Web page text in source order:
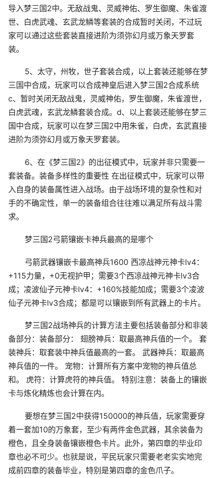
导入梦三国2中。无敌战鬼、灵威神佑、罗生御魔、朱雀渡
世、白虎武魂、玄武龙鳞等套装的合成暂时关闭，不过玩
家可以通过这些套装直接进阶为须弥幻月或万象天罗套
装。
5、太守，州牧，世子套装合成，以上套装还能够在梦
三国中合成，玩家可以合成神皇后进入梦三国2合成系统
c、暂时关闭无敌战鬼，灵威神佑，罗生御魔，朱雀渡世，
白虎武魂，玄武龙鳞套装合成。d、以上套装还能够在梦三
国中合成，玩家可以在梦三国2中用朱雀，白虎，玄武直接
进阶为须弥幻月或万象天罗套装。
6、在《梦三国2》的出征模式中，玩家并非只需要一
套装备。装备多样性的重要性 在出征模式中，玩家可以带
入自身的装备属性进入战场。由于战场环境的复杂性和对
手的不确定性，单一的装备组合往往难以满足所有战斗需
求。
梦三国2弓箭镶嵌卡神兵最高的是哪个
弓箭武器镶嵌卡最高神兵1600 西凉战神元神卡lv4：
+115力量，+0无视护甲；需要3个西凉战神元神卡lv3合
成；凌波仙子元神卡lv4：+160%技能加成；需要3个凌波
仙子元神卡lv3合成；都是可以镶嵌到所有武器上的卡片。
梦三国2战场神兵的计算方法主要包括装备部分和非装
备部分：装备部分： 翅膀神兵：取最高神兵值的一个。 套
装神兵：取套装中神兵值最高的一套。 武器神兵：取最高
神兵值的一件。 宠物：计算所有方案中宠物的神兵值总
和。 虎符：计算虎符的神兵值。 特别注意：装备上的镶嵌
卡与炼化精炼也会计算在内。
要想在梦三国2中获得150000的神兵值，玩家需要穿
着一套加10的万象套，至少有两件金色武器，其余装备为
橙色，且全身装备镶嵌橙色卡片。此外，第四章的毕业印
章也必不可少。也就是说，平民玩家只需要老老实实地完
成前四章的装备毕业，特别是第四章的金色爪子。